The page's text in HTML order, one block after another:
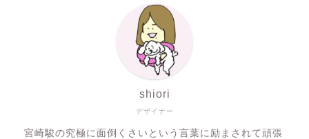
デザイナー
shiori
宮崎駿の究極に面倒くさいという言葉に励まされて頑張